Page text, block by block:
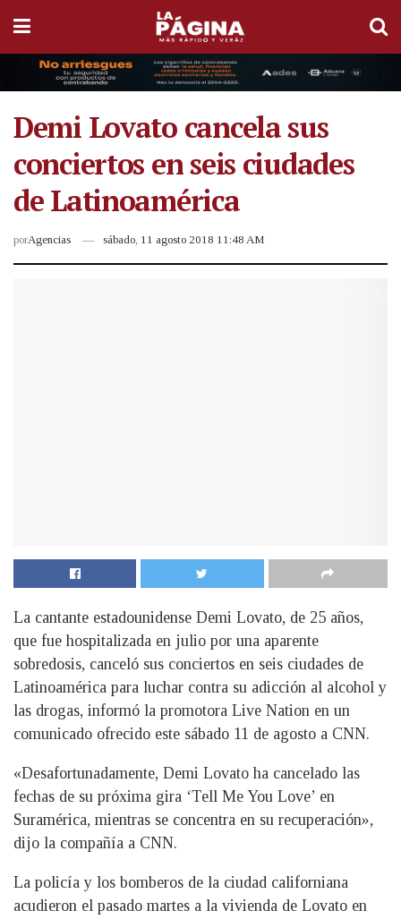
Demi Lovato cancela sus
conciertos en seis ciudades
de Latinoamérica
porAgencias sábado, 11 agosto 2018 11:48 AM
La cantante estadounidense Demi Lovato, de 25 años,
que fue hospitalizada en julio por una aparente
sobredosis, canceló sus conciertos en seis ciudades de
Latinoamérica para luchar contra su adicción al alcohol y
las drogas, informó la promotora Live Nation en un
comunicado ofrecido este sábado 11 de agosto a CNN.
«Desafortunadamente, Demi Lovato ha cancelado las
fechas de su próxima gira ‘Tell Me You Love’ en
Suramérica, mientras se concentra en su recuperación»,
dijo la compañía a CNN.
La policía y los bomberos de la ciudad californiana
acudieron el pasado martes a la vivienda de Lovato en